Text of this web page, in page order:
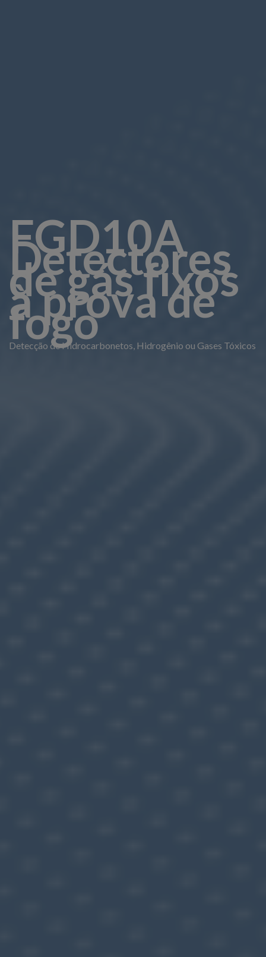
FGD10A
Detectores
de gás fixos
à prova de
fogo
Detecção de Hidrocarbonetos, Hidrogênio ou Gases Tóxicos